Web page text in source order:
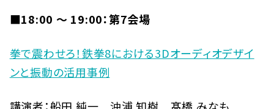
■18:00 〜 19:00：第7会場
拳で震わせろ！鉄拳8における3Dオーディオデザイ
ンと振動の活用事例